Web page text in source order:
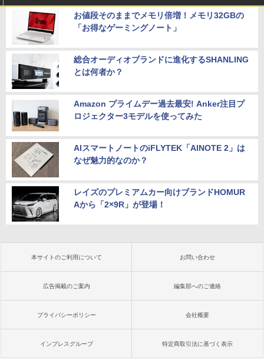
お値段そのままでメモリ倍増！メモリ32GBの
「お得なゲーミングノート」
総合オーディオブランドに進化するSHANLING
とは何者か？
Amazon プライムデー過去最安! Anker注目プ
ロジェクター3モデルを使ってみた
AIスマートノートのiFLYTEK「AINOTE 2」は
なぜ魅力的なのか？
レイズのプレミアムカー向けブランドHOMUR
Aから「2×9R」が登場！
本サイトのご利用について お問い合わせ
広告掲載のご案内 編集部へのご連絡
プライバシーポリシー 会社概要
インプレスグループ 特定商取引法に基づく表示